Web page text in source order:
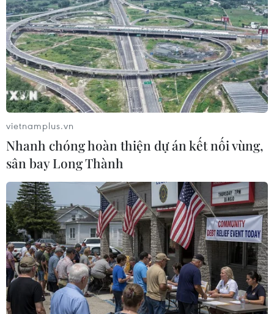
#Pep Guardiola #World Cup 2022
#vua phá lưới
#messi
#mbappe Argentina Pháp
Theo dõi VietnamPlus
vietnamplus.vn
Nhanh chóng hoàn thiện dự án kết nối vùng,
sân bay Long Thành